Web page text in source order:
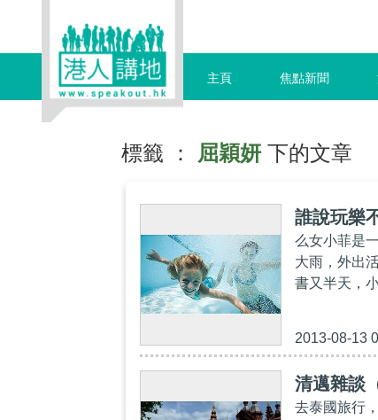
主頁 焦點新聞
標籤 ： 屈穎妍下的文章
誰說玩樂
么女小菲是
大雨，外出
書又半天，
2013-08-13
清邁雜談
去泰國旅行